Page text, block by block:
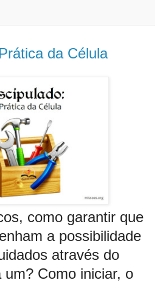
da Célula
como garantir que
a possibilidade
através do
um? Como iniciar, o